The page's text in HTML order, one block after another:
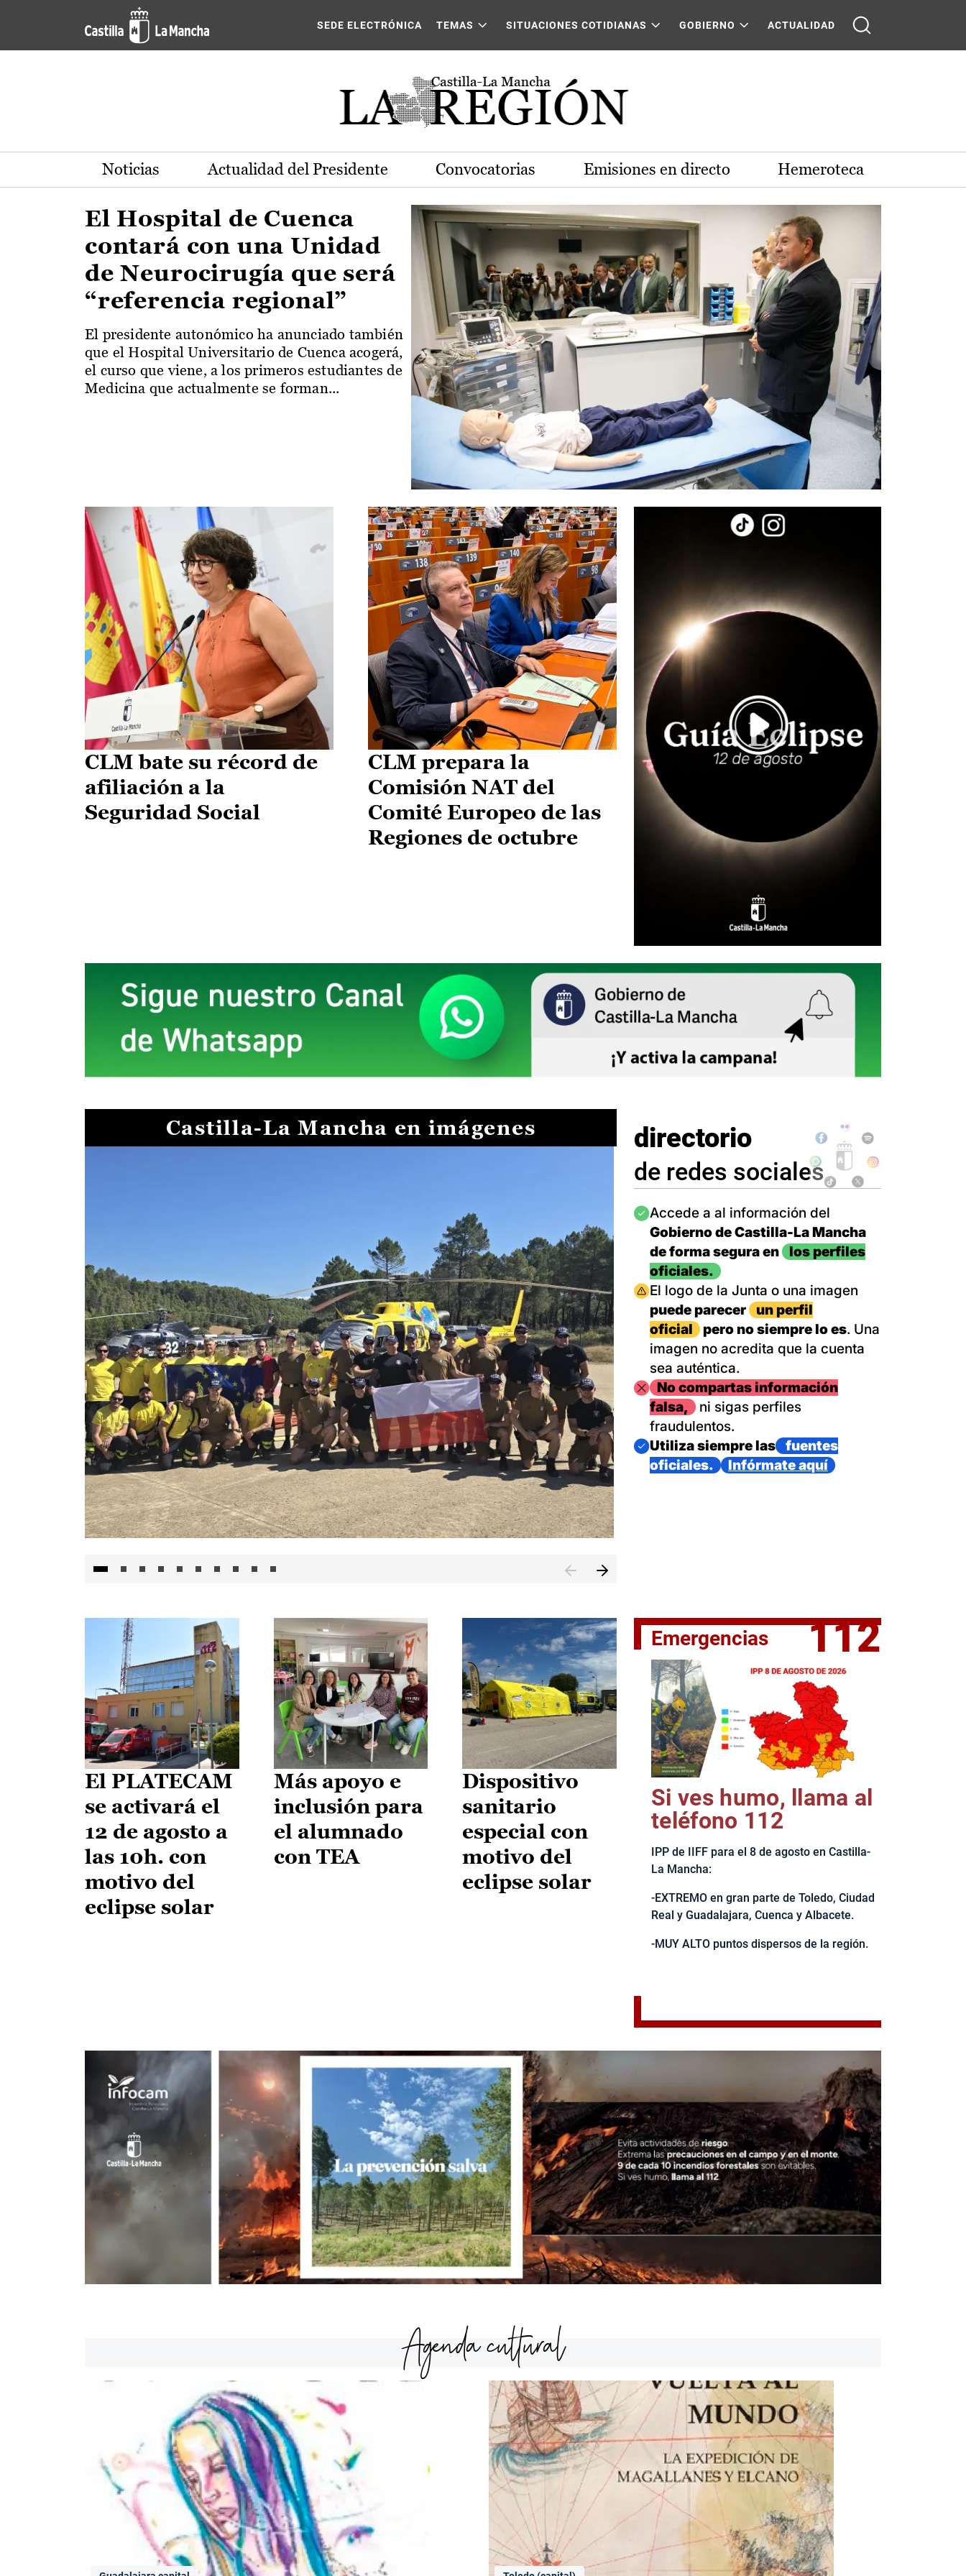
Pasar al contenido principal
Actualidad de la región de Castilla-La Mancha
SEDE ELECTRÓNICA TEMAS SITUACIONES COTIDIANAS GOBIERNO ACTUALIDAD
Noticias Actualidad del Presidente Convocatorias Emisiones en directo Hemeroteca
El Hospital de Cuenca
contará con una Unidad
de Neurocirugía que será
“referencia regional”
El presidente autonómico ha anunciado también
que el Hospital Universitario de Cuenca acogerá,
el curso que viene, a los primeros estudiantes de
Medicina que actualmente se forman...
CLM bate su récord de
afiliación a la
Seguridad Social
CLM prepara la
Comisión NAT del
Comité Europeo de las
Regiones de octubre
Castilla-La Mancha en imágenes
II Vuelta Ciclista CLM LEADER
directorio
de redes sociales
Imagen
Accede a al información del
Gobierno de Castilla-La Mancha
de forma segura en
los perfiles
oficiales.
Imagen
El logo de la Junta o una imagen
puede parecer
un perfil
oficial
pero no siempre lo es. Una
imagen no acredita que la cuenta
sea auténtica.
ImagenNo compartas información
falsa,
ni sigas perfiles
fraudulentos.
Imagen
Utiliza siempre las
fuentes
oficiales.
Infórmate aquí
El PLATECAM
se activará el
12 de agosto a
las 10h. con
motivo del
eclipse solar
Más apoyo e
inclusión para
el alumnado
con TEA
Dispositivo
sanitario
especial con
motivo del
eclipse solar
Emergencias 112
Si ves humo, llama al
teléfono 112
IPP de IIFF para el 8 de agosto en Castilla-
La Mancha:
-EXTREMO en gran parte de Toledo, Ciudad
Real y Guadalajara, Cuenca y Albacete.
-MUY ALTO puntos dispersos de la región.
Agenda cultural